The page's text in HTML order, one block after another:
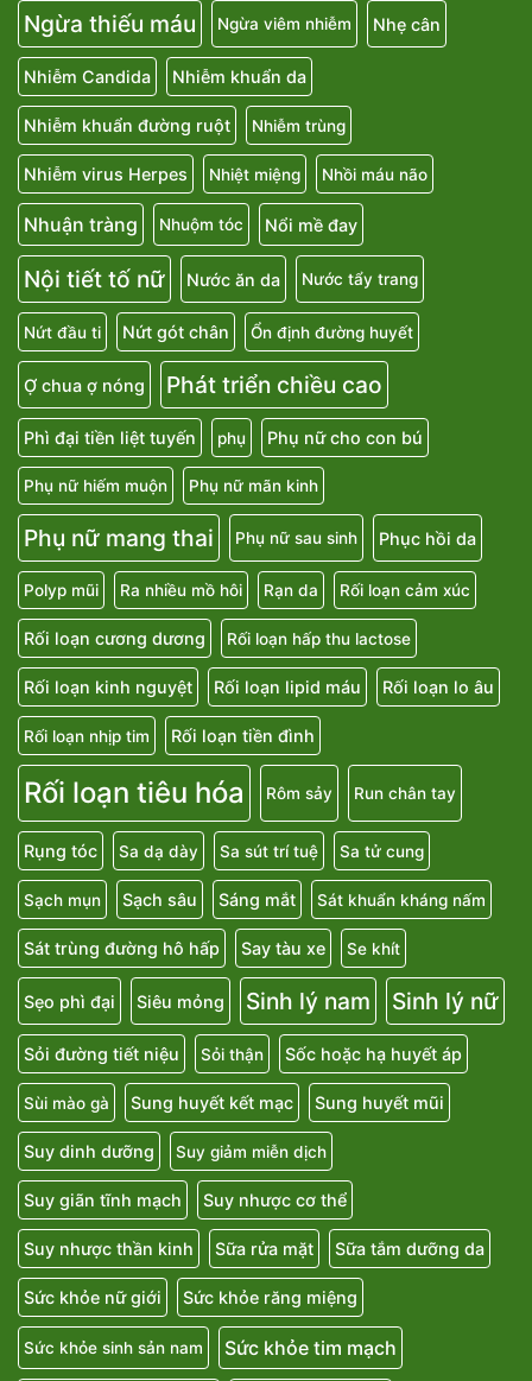
Ngừa thiếu máu
Ngừa viêm nhiễm Nhẹ cân
Nhiễm Candida Nhiễm khuẩn da
Nhiễm khuẩn đường ruột Nhiễm trùng
Nhiễm virus Herpes Nhiệt miệng Nhồi máu não
Nhuận tràng Nhuộm tóc Nổi mề đay
Nội tiết tố nữ Nước ăn da Nước tẩy trang
Nứt đầu ti Nứt gót chân Ổn định đường huyết
Ợ chua ợ nóng Phát triển chiều cao
Phì đại tiền liệt tuyến phụ Phụ nữ cho con bú
Phụ nữ hiếm muộn Phụ nữ mãn kinh
Phụ nữ mang thai Phụ nữ sau sinh Phục hồi da
Polyp mũi Ra nhiều mồ hôi Rạn da Rối loạn cảm xúc
Rối loạn cương dương Rối loạn hấp thu lactose
Rối loạn kinh nguyệt Rối loạn lipid máu Rối loạn lo âu
Rối loạn nhịp tim Rối loạn tiền đình
Rối loạn tiêu hóa Rôm sảy Run chân tay
Rụng tóc Sa dạ dày Sa sút trí tuệ Sa tử cung
Sạch mụn Sạch sâu Sáng mắt Sát khuẩn kháng nấm
Sát trùng đường hô hấp Say tàu xe Se khít
Sẹo phì đại Siêu mỏng Sinh lý nam Sinh lý nữ
Sỏi đường tiết niệu Sỏi thận Sốc hoặc hạ huyết áp
Sùi mào gà Sung huyết kết mạc Sung huyết mũi
Suy dinh dưỡng Suy giảm miễn dịch
Suy giãn tĩnh mạch Suy nhược cơ thể
Suy nhược thần kinh Sữa rửa mặt Sữa tắm dưỡng da
Sức khỏe nữ giới Sức khỏe răng miệng
Sức khỏe sinh sản nam Sức khỏe tim mạch